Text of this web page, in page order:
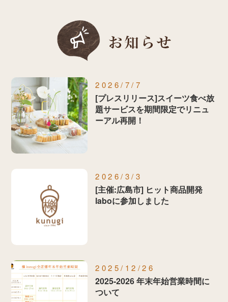
2026/7/7
[プレスリリース]スイーツ食べ放
題サービスを期間限定でリニュ
ーアル再開！
2026/3/3
[主催:広島市] ヒット商品開発
laboに参加しました
2025/12/26
2025-2026 年末年始営業時間に
ついて